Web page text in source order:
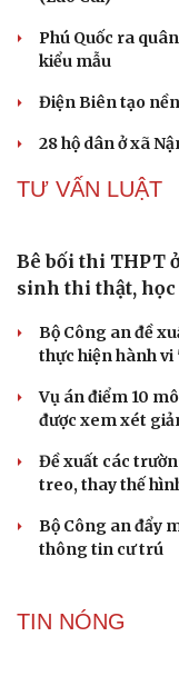
Du lịch
Săn Tour
Vỏ chanh đông
bạn bất ngờ
Hơn 1.000 người
HỒ SỐNG MÃI”
Tìm thấy người
(Lào Cai)
Phú Quốc ra
kiểu mẫu
28 hộ dân ở xã